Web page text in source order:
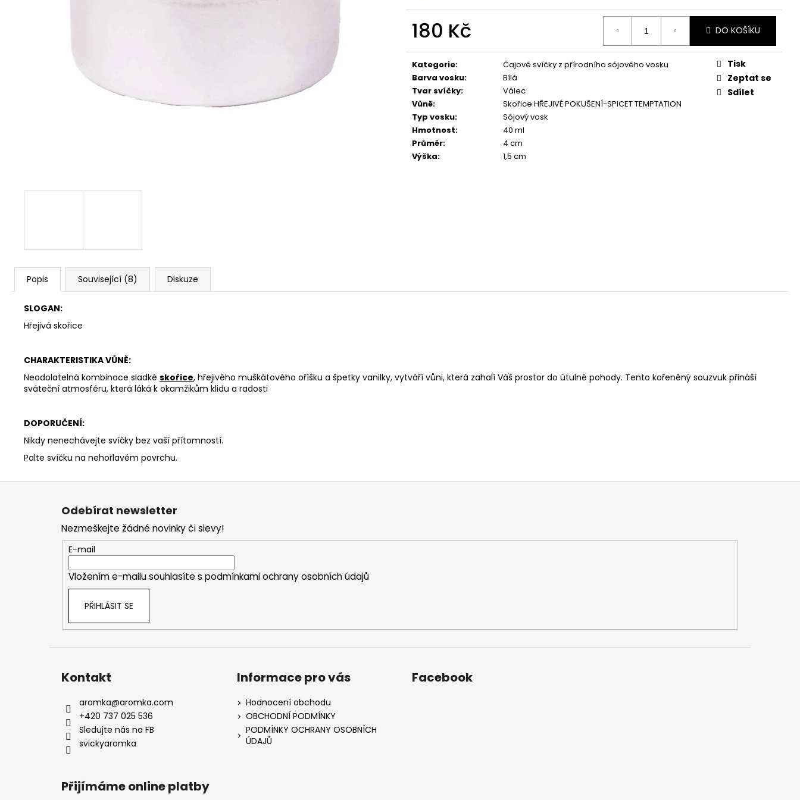
180 Kč
cena:
DO KOŠÍKU
Kategorie:
Čajové svíčky z přírodního sójového vosku
Barva vosku:
Bílá
Tvar svíčky:
Válec
Vůně:
Skořice HŘEJIVÉ POKUŠENÍ-SPICET TEMPTATION
Typ vosku:
Sójový vosk
Hmotnost:
40 ml
Průměr:
4 cm
Výška: 1,5 cm
Tisk
Zeptat se
Sdílet
Popis Související (8) Diskuze
SLOGAN:
Hřejivá skořice
CHARAKTERISTIKA VŮNĚ:
Neodolatelná kombinace sladké skořice, hřejivého muškátového oříšku a špetky vanilky, vytváří vůni, která zahalí Váš prostor do útulné pohody. Tento kořeněný souzvuk přináší
sváteční atmosféru, která láká k okamžikům klidu a radosti
DOPORUČENÍ:
Nikdy nenechávejte svíčky bez vaší přítomností.
Palte svíčku na nehořlavém povrchu.
PŘÍRODNÍ VONNÁ SVÍČKA SÓJOVÁ -
SVÍČEK V PLECHU - HEBKÁ LINIE-DEEP
AROMKA - MINI WHISKOVKA, 90 ML -
VANILKA
99 Kč
Z
Odebírat newsletter
Nezmeškejte žádné novinky či slevy!
E-mail
Vložením e-mailu souhlasíte s podmínkami ochrany osobních údajů
PŘIHLÁSIT SE
Kontakt
aromka@aromka.com
+420 737 025 536
Sledujte nás na FB
svickyaromka
Informace pro vás
Hodnocení obchodu
OBCHODNÍ PODMÍNKY
PODMÍNKY OCHRANY OSOBNÍCH
ÚDAJŮ
Facebook
Přijímáme online platby